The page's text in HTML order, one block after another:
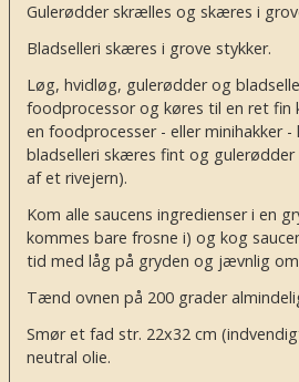
Gulerødder skrælles og skæres i
Bladselleri skæres i grove stykker.
Løg, hvidløg, gulerødder og
foodprocessor og køres til en ret fin
en foodprocesser - eller minihakker
bladselleri skæres fint og gulerødder
af et rivejern).
Kom alle saucens ingredienser i en
kommes bare frosne i) og kog
tid med låg på gryden og jævnlig
Tænd ovnen på 200 grader
Smør et fad str. 22x32 cm
neutral olie.